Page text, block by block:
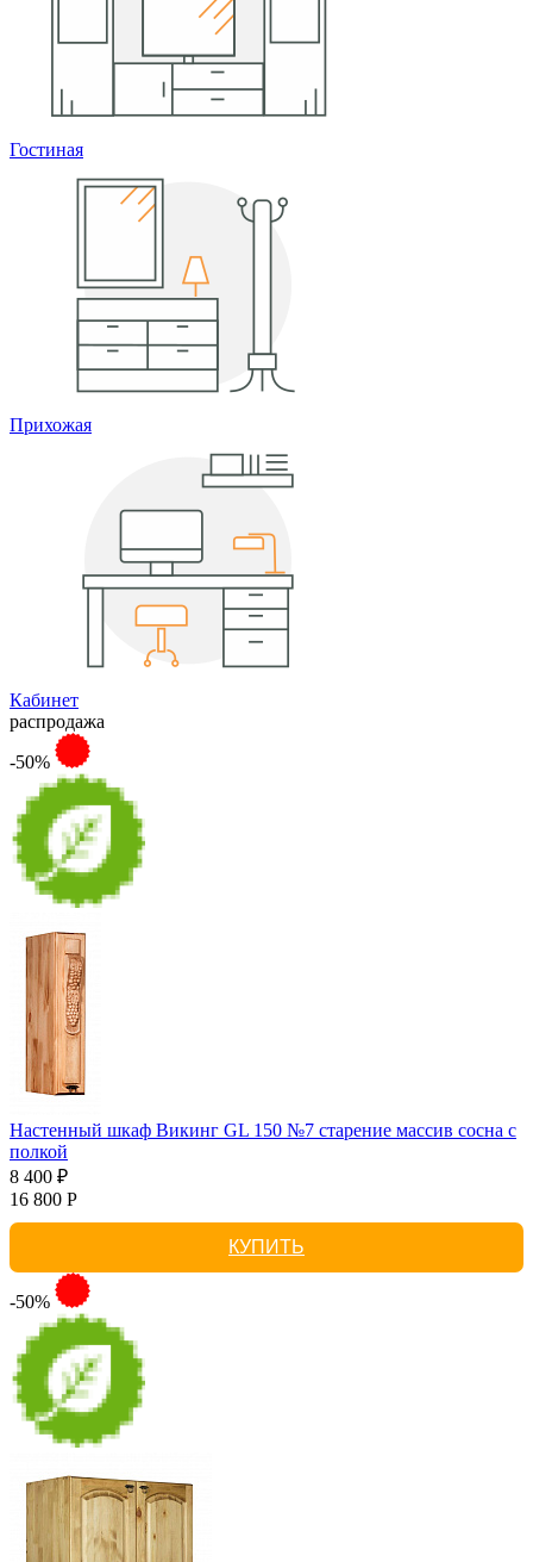
Гостиная
Прихожая
Кабинет
распродажа
-50%
Настенный шкаф Викинг GL 150 №7 старение массив сосна с
полкой
8 400 ₽
16 800 Р
КУПИТЬ
-50%